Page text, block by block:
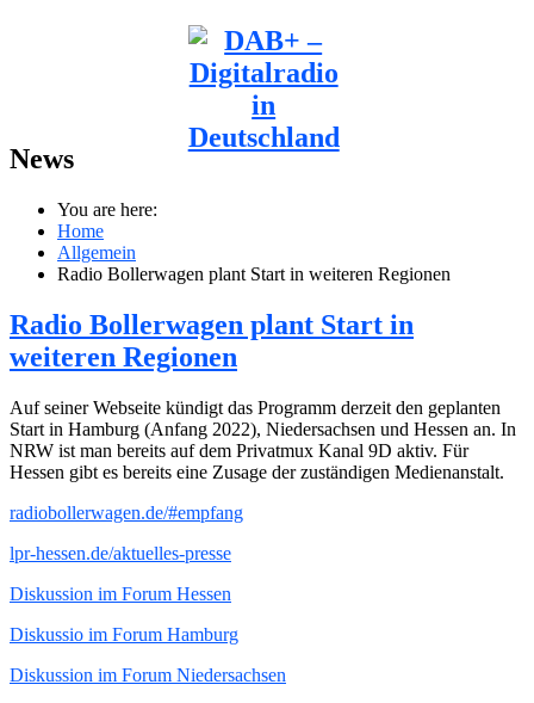
News
You are here:
Home
Allgemein
Radio Bollerwagen plant Start in weiteren Regionen
Radio Bollerwagen plant Start in
weiteren Regionen
Auf seiner Webseite kündigt das Programm derzeit den geplanten
Start in Hamburg (Anfang 2022), Niedersachsen und Hessen an. In
NRW ist man bereits auf dem Privatmux Kanal 9D aktiv. Für
Hessen gibt es bereits eine Zusage der zuständigen Medienanstalt.
radiobollerwagen.de/#empfang
lpr-hessen.de/aktuelles-presse
Diskussion im Forum Hessen
Diskussio im Forum Hamburg
Diskussion im Forum Niedersachsen